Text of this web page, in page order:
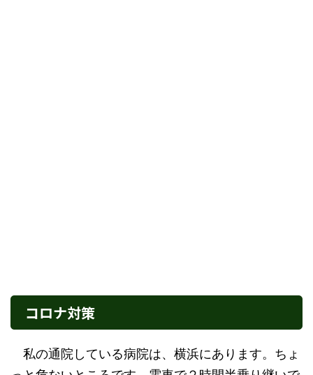
コロナ対策
私の通院している病院は、横浜にあります。ちょ